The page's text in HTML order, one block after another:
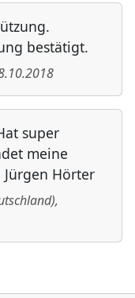
bestätigt.
super
meine
Hörter
),